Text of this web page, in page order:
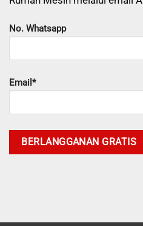
No. Whatsapp
Email*